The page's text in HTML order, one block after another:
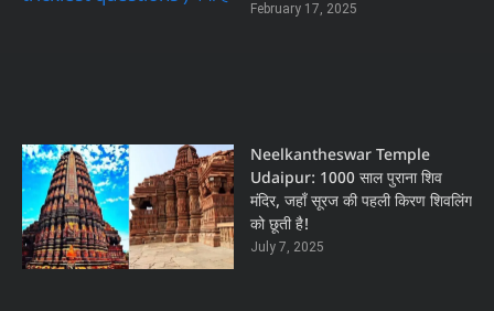
February 17, 2025
Neelkantheswar Temple
Udaipur: 1000 साल पुराना शिव
मंदिर, जहाँ सूरज की पहली किरण शिवलिंग
को छूती है!
July 7, 2025